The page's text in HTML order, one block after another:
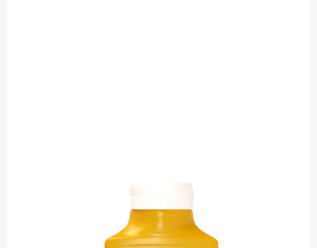
hellotaste American Burger Sauce / 300
116307